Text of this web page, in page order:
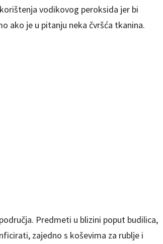
vodikovog peroksida jer bi
ako je u pitanju neka čvršća tkanina.
Predmeti u blizini poput budilica,
zajedno s koševima za rublje i